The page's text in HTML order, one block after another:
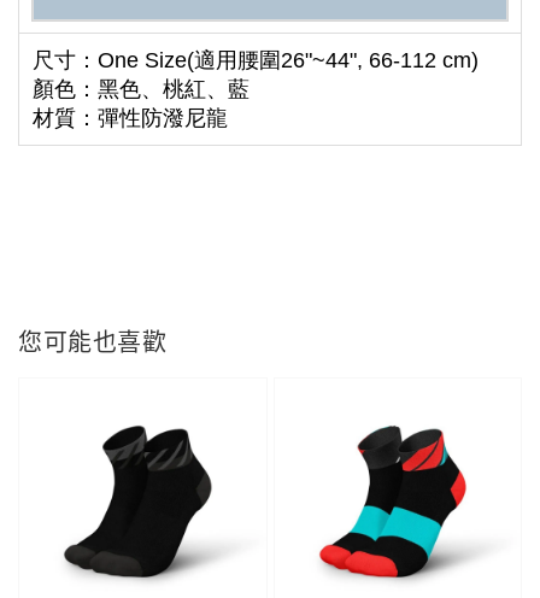
尺寸：One Size(適用腰圍26"~44", 66-112 cm)
顏色：黑色、桃紅、藍
材質：彈性防潑尼龍
您可能也喜歡